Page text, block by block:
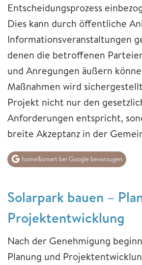
Entscheidungsprozess
Dies kann durch öffentliche
Informationsveranstaltungen
denen die betroffenen
und Anregungen äußern
Maßnahmen wird
Projekt nicht nur den
Anforderungen entspricht,
breite Akzeptanz in der
home&smart bei Google bevorzugen
Solarpark bauen –
Projektentwicklung
Nach der Genehmigung
Planung und